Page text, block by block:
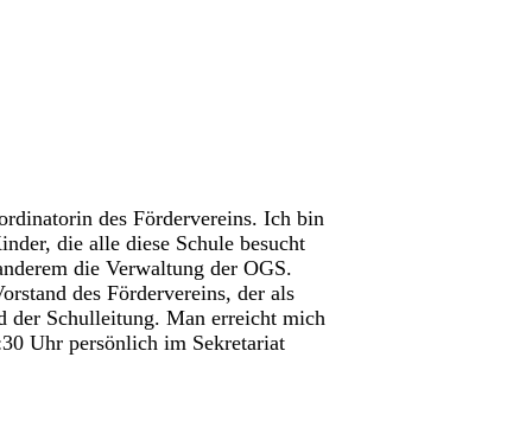
des Fördervereins. Ich bin
die alle diese Schule besucht
die Verwaltung der OGS.
des Fördervereins, der als
der Schulleitung. Man erreicht mich
Uhr persönlich im Sekretariat